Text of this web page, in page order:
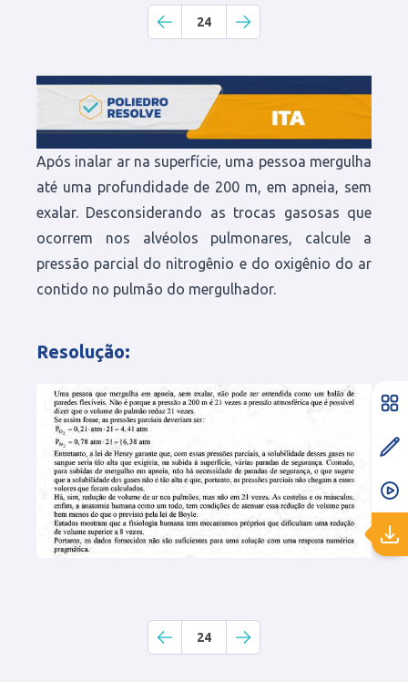
24
Após inalar ar na superfície, uma pessoa mergulha
até uma profundidade de 200 m, em apneia, sem
exalar. Desconsiderando as trocas gasosas que
ocorrem nos alvéolos pulmonares, calcule a
pressão parcial do nitrogênio e do oxigênio do ar
contido no pulmão do mergulhador.
Resolução:
24